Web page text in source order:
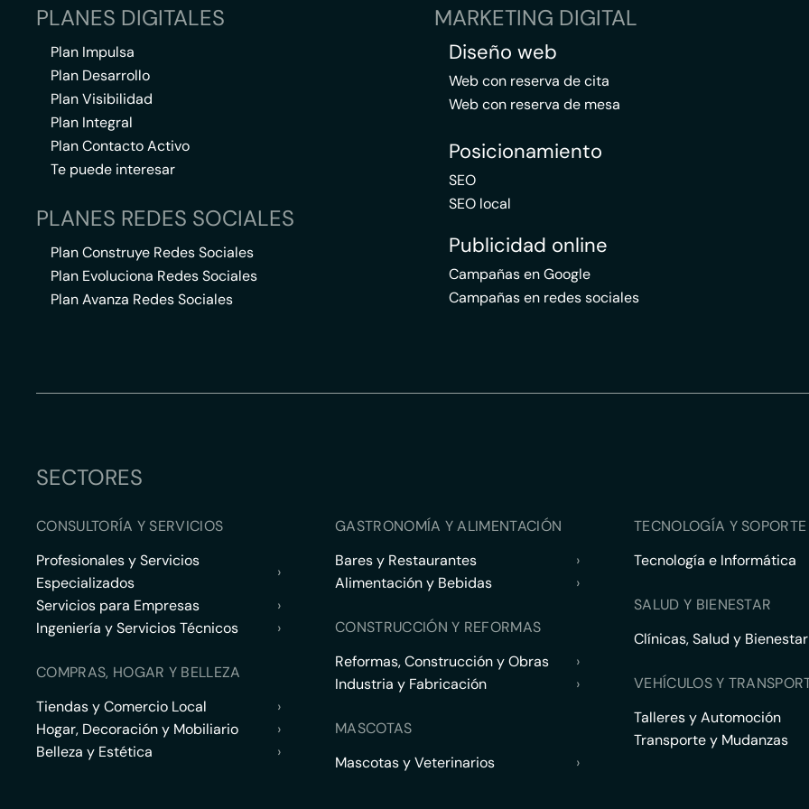
PLANES DIGITALES
Plan Impulsa
Plan Desarrollo
Plan Visibilidad
Plan Integral
Plan Contacto Activo
Te puede interesar
PLANES REDES SOCIALES
Plan Construye Redes Sociales
Plan Evoluciona Redes Sociales
Plan Avanza Redes Sociales
MARKETING DIGITAL
Diseño web
Web con reserva de cita
Web con reserva de mesa
Posicionamiento
SEO
SEO local
Publicidad online
Campañas en Google
Campañas en redes sociales
SECTORES
CONSULTORÍA Y SERVICIOS
Profesionales y Servicios
Especializados
›
Servicios para Empresas
›
Ingeniería y Servicios Técnicos
›
COMPRAS, HOGAR Y BELLEZA
Tiendas y Comercio Local
›
Hogar, Decoración y Mobiliario
›
Belleza y Estética
›
GASTRONOMÍA Y ALIMENTACIÓN
Bares y Restaurantes
›
Alimentación y Bebidas
›
CONSTRUCCIÓN Y REFORMAS
Reformas, Construcción y Obras
›
Industria y Fabricación
›
MASCOTAS
Mascotas y Veterinarios
›
TECNOLOGÍA Y
Tecnología e Informática
SALUD Y BIENESTAR
Clínicas, Salud y Bienestar
VEHÍCULOS Y
Talleres y Automoción
Transporte y Mudanzas